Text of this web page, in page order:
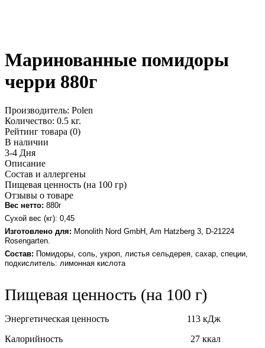
Маринованные помидоры
черри 880г
Производитель: Polen
Количество: 0.5 кг.
Рейтинг товара (0)
В наличии
3-4 Дня
Описание
Состав и аллергены
Пищевая ценность (на 100 гр)
Отзывы о товаре
Вес нетто: 880г
Сухой вес (кг): 0,45
Изготовлено для: Monolith Nord GmbH, Am Hatzberg 3, D-21224
Rosengarten.
Состав: Помидоры, соль, укроп, листья сельдерея, сахар, специи,
подкислитель: лимонная кислота
Пищевая ценность (на 100 г)
Энергетическая ценность 113 кДж
Калорийность 27 ккал